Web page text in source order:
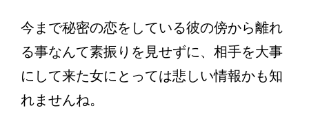
今まで秘密の恋をしている彼の傍から離れ
る事なんて素振りを見せずに、相手を大事
にして来た女にとっては悲しい情報かも知
れませんね。